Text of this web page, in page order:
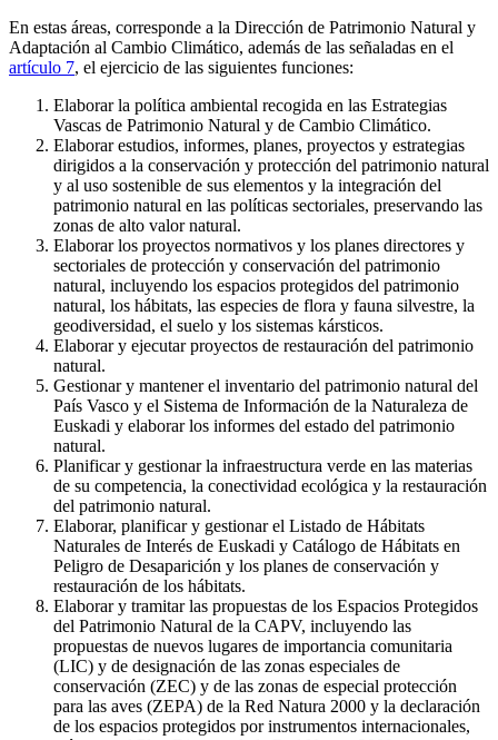
En estas áreas, corresponde a la Dirección de Patrimonio Natural y
Adaptación al Cambio Climático, además de las señaladas en el
artículo 7, el ejercicio de las siguientes funciones:
Elaborar la política ambiental recogida en las Estrategias
Vascas de Patrimonio Natural y de Cambio Climático.
Elaborar estudios, informes, planes, proyectos y estrategias
dirigidos a la conservación y protección del patrimonio natural
y al uso sostenible de sus elementos y la integración del
patrimonio natural en las políticas sectoriales, preservando las
zonas de alto valor natural.
Elaborar los proyectos normativos y los planes directores y
sectoriales de protección y conservación del patrimonio
natural, incluyendo los espacios protegidos del patrimonio
natural, los hábitats, las especies de flora y fauna silvestre, la
geodiversidad, el suelo y los sistemas kársticos.
Elaborar y ejecutar proyectos de restauración del patrimonio
natural.
Gestionar y mantener el inventario del patrimonio natural del
País Vasco y el Sistema de Información de la Naturaleza de
Euskadi y elaborar los informes del estado del patrimonio
natural.
Planificar y gestionar la infraestructura verde en las materias
de su competencia, la conectividad ecológica y la restauración
del patrimonio natural.
Elaborar, planificar y gestionar el Listado de Hábitats
Naturales de Interés de Euskadi y Catálogo de Hábitats en
Peligro de Desaparición y los planes de conservación y
restauración de los hábitats.
Elaborar y tramitar las propuestas de los Espacios Protegidos
del Patrimonio Natural de la CAPV, incluyendo las
propuestas de nuevos lugares de importancia comunitaria
(LIC) y de designación de las zonas especiales de
conservación (ZEC) y de las zonas de especial protección
para las aves (ZEPA) de la Red Natura 2000 y la declaración
de los espacios protegidos por instrumentos internacionales,